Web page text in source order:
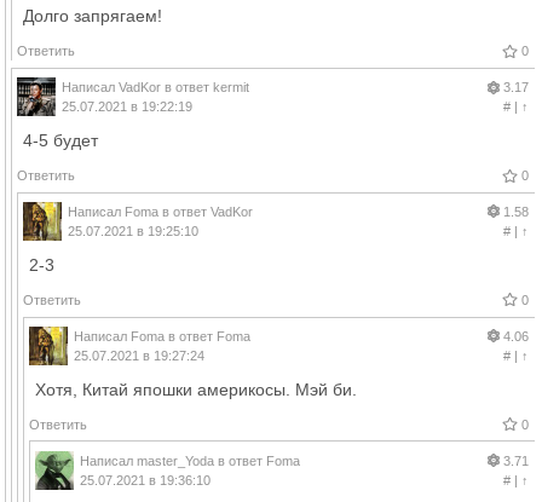
Долго запрягаем!
Ответить 0
Написал VadKor в ответ kermit
25.07.2021 в 19:22:19
3.17
#| ↑
4-5 будет
Ответить 0
Написал Foma в ответ VadKor
25.07.2021 в 19:25:10
1.58
#| ↑
2-3
Ответить 0
Написал Foma в ответ Foma
25.07.2021 в 19:27:24
4.06
#| ↑
Хотя, Китай япошки америкосы. Мэй би.
Ответить 0
Написал master_Yoda в ответ Foma
25.07.2021 в 19:36:10
3.71
#| ↑